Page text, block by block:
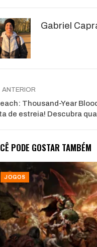
Gabriel
ANTERIOR
Thousand-Year
de estreia! Descubra
PODE GOSTAR TAMBÉM
JOGOS